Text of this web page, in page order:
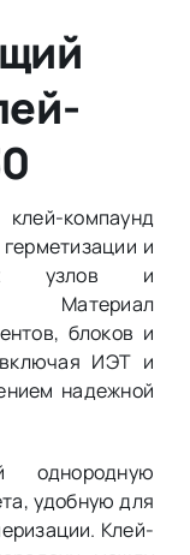
компаунд
и
узлов и
Материал
блоков и
включая ИЭТ и
надежной
однородную
удобную для
Клей-